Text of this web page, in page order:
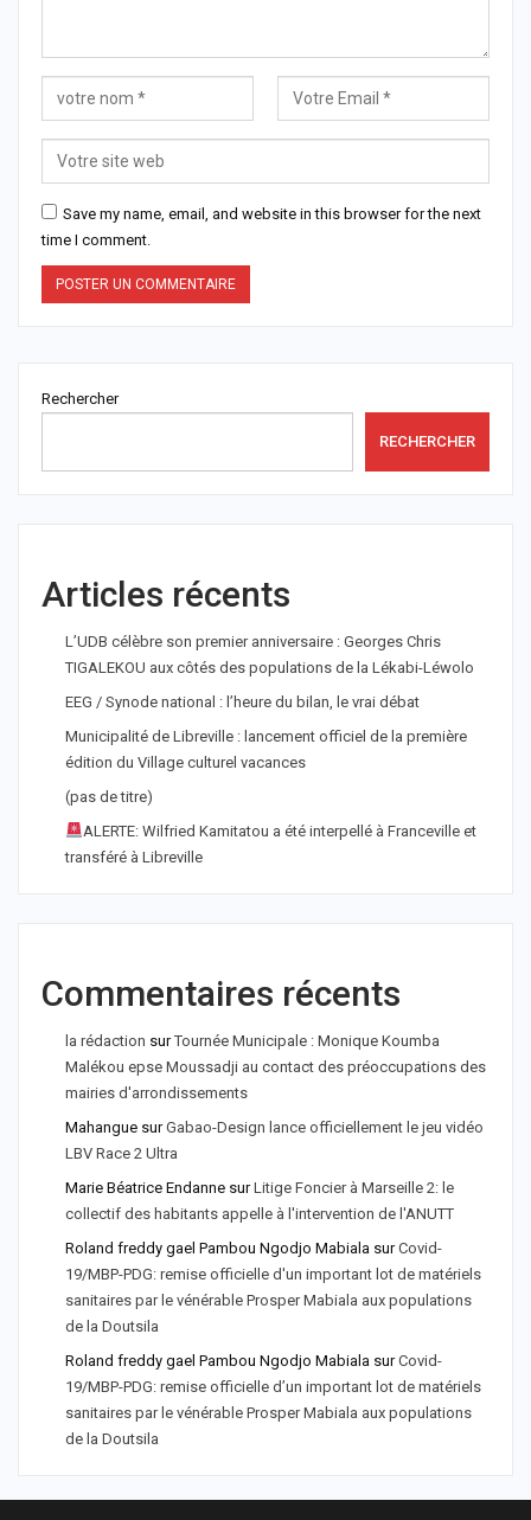
Save my name, email, and website in this browser for the next
time I comment.
Rechercher
RECHERCHER
Articles récents
L’UDB célèbre son premier anniversaire : Georges Chris
TIGALEKOU aux côtés des populations de la Lékabi-Léwolo
EEG / Synode national : l’heure du bilan, le vrai débat
Municipalité de Libreville : lancement officiel de la première
édition du Village culturel vacances
(pas de titre)
ALERTE: Wilfried Kamitatou a été interpellé à Franceville et
transféré à Libreville
Commentaires récents
la rédaction surTournée Municipale : Monique Koumba
Malékou epse Moussadji au contact des préoccupations des
mairies d'arrondissements
Mahangue surGabao-Design lance officiellement le jeu vidéo
LBV Race 2 Ultra
Marie Béatrice Endanne surLitige Foncier à Marseille 2: le
collectif des habitants appelle à l'intervention de l'ANUTT
Roland freddy gael Pambou Ngodjo Mabiala surCovid-
19/MBP-PDG: remise officielle d'un important lot de matériels
sanitaires par le vénérable Prosper Mabiala aux populations
de la Doutsila
Roland freddy gael Pambou Ngodjo Mabiala surCovid-
19/MBP-PDG: remise officielle d’un important lot de matériels
sanitaires par le vénérable Prosper Mabiala aux populations
de la Doutsila